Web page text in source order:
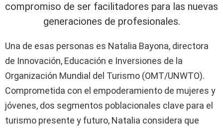
compromiso de ser facilitadores para las nuevas
generaciones de profesionales.
Una de esas personas es Natalia Bayona, directora
de Innovación, Educación e Inversiones de la
Organización Mundial del Turismo (OMT/UNWTO).
Comprometida con el empoderamiento de mujeres y
jóvenes, dos segmentos poblacionales clave para el
turismo presente y futuro, Natalia considera que